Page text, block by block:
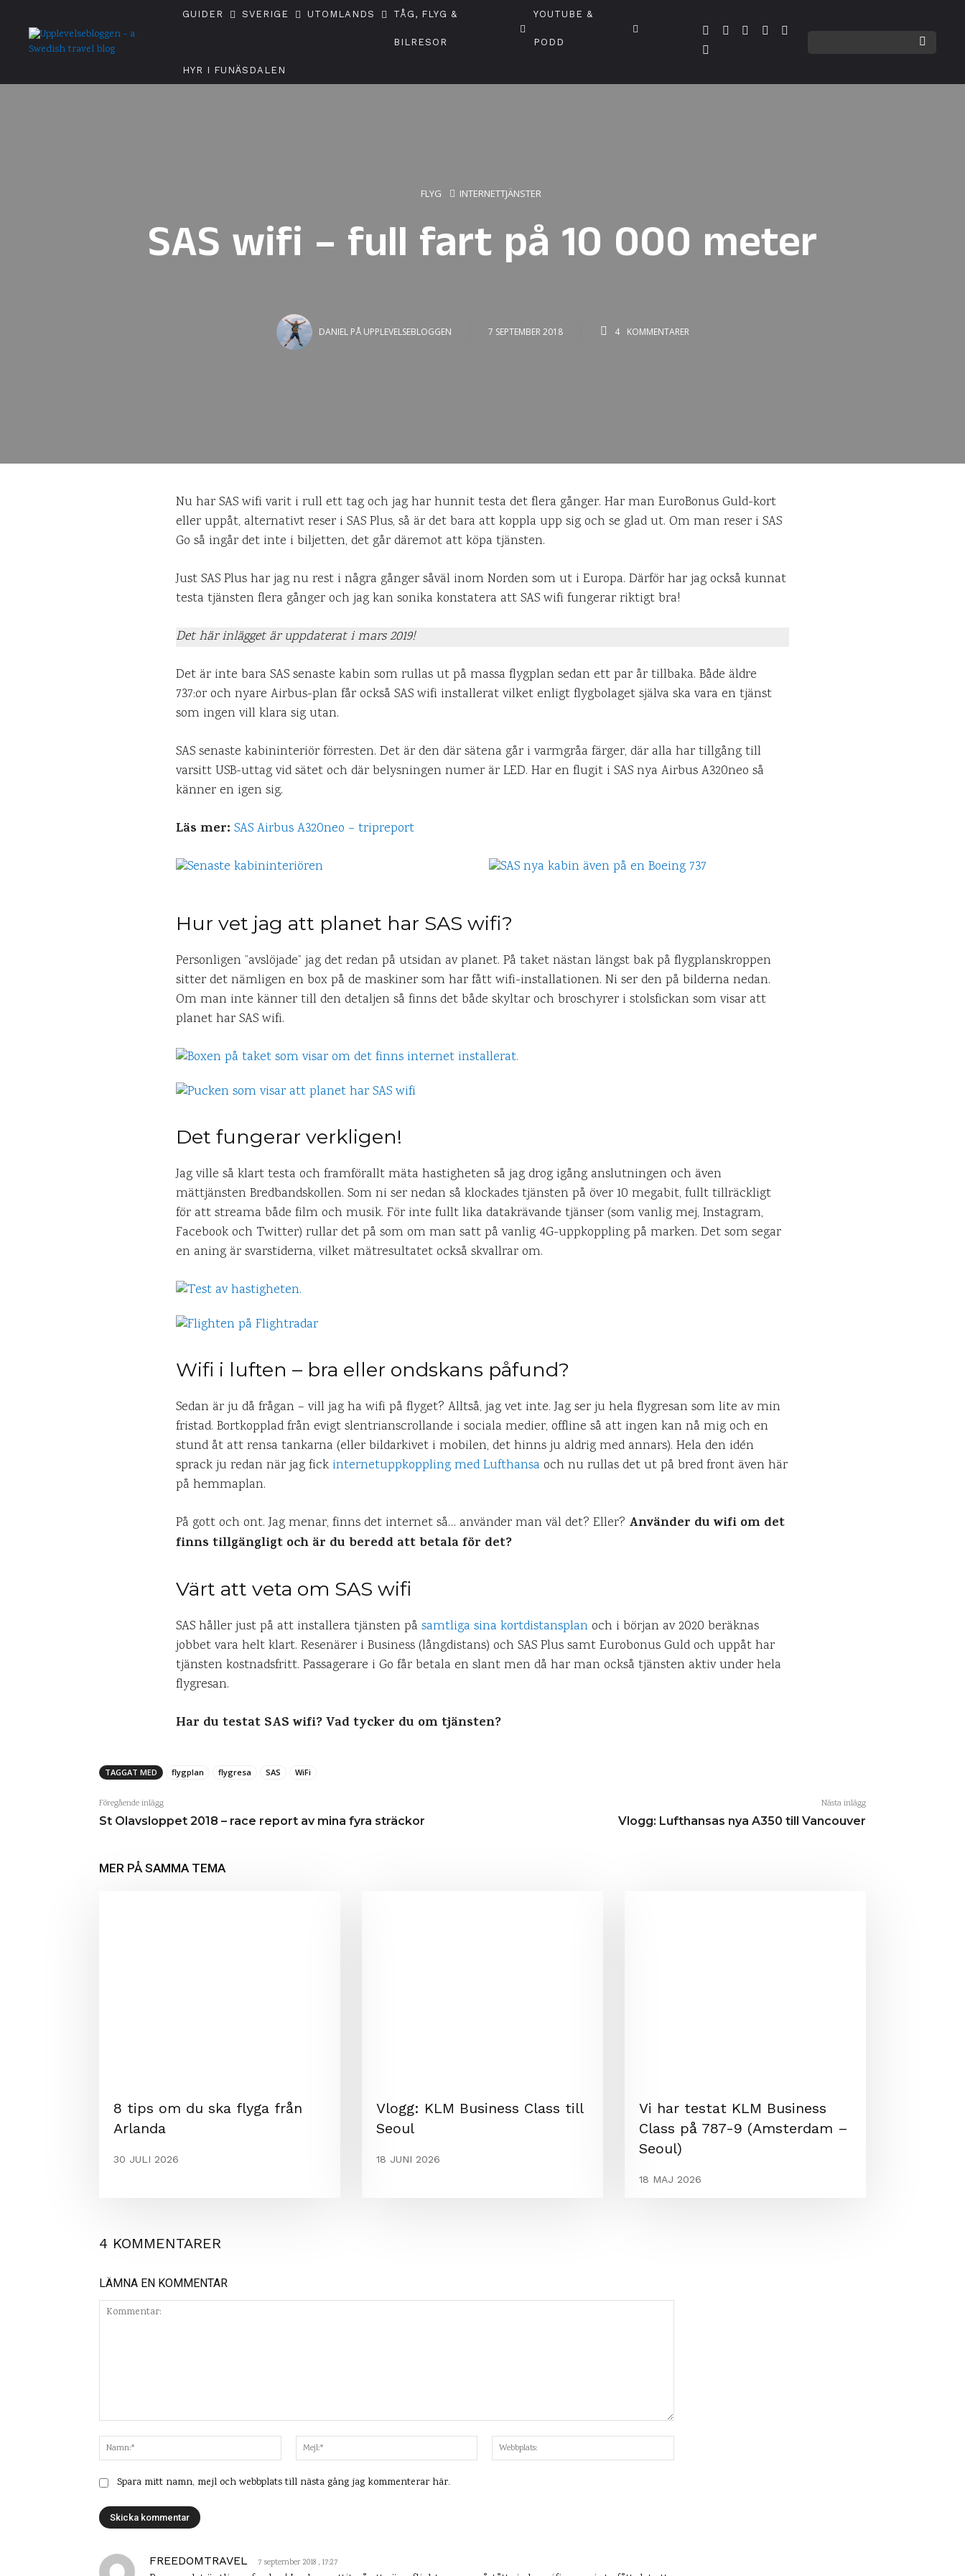
GUIDER SVERIGE UTOMLANDS TÅG, FLYG &
BILRESOR
YOUTUBE &
PODD
HYR I FUNÄSDALEN
FLYG INTERNETTJÄNSTER
SAS wifi – full fart på 10 000 meter
DANIEL PÅ UPPLEVELSEBLOGGEN 7 SEPTEMBER 2018 4 KOMMENTARER
Nu har SAS wifi varit i rull ett tag och jag har hunnit testa det flera gånger. Har man EuroBonus Guld-kort
eller uppåt, alternativt reser i SAS Plus, så är det bara att koppla upp sig och se glad ut. Om man reser i SAS
Go så ingår det inte i biljetten, det går däremot att köpa tjänsten.
Just SAS Plus har jag nu rest i några gånger såväl inom Norden som ut i Europa. Därför har jag också kunnat
testa tjänsten flera gånger och jag kan sonika konstatera att SAS wifi fungerar riktigt bra!
Det här inlägget är uppdaterat i mars 2019!
Det är inte bara SAS senaste kabin som rullas ut på massa flygplan sedan ett par år tillbaka. Både äldre
737:or och nyare Airbus-plan får också SAS wifi installerat vilket enligt flygbolaget själva ska vara en tjänst
som ingen vill klara sig utan.
SAS senaste kabininteriör förresten. Det är den där sätena går i varmgråa färger, där alla har tillgång till
varsitt USB-uttag vid sätet och där belysningen numer är LED. Har en flugit i SAS nya Airbus A320neo så
känner en igen sig.
Läs mer: SAS Airbus A320neo – tripreport
Hur vet jag att planet har SAS wifi?
Personligen ”avslöjade” jag det redan på utsidan av planet. På taket nästan längst bak på flygplanskroppen
sitter det nämligen en box på de maskiner som har fått wifi-installationen. Ni ser den på bilderna nedan.
Om man inte känner till den detaljen så finns det både skyltar och broschyrer i stolsfickan som visar att
planet har SAS wifi.
Det fungerar verkligen!
Jag ville så klart testa och framförallt mäta hastigheten så jag drog igång anslutningen och även
mättjänsten Bredbandskollen. Som ni ser nedan så klockades tjänsten på över 10 megabit, fullt tillräckligt
för att streama både film och musik. För inte fullt lika datakrävande tjänser (som vanlig mej, Instagram,
Facebook och Twitter) rullar det på som om man satt på vanlig 4G-uppkoppling på marken. Det som segar
en aning är svarstiderna, vilket mätresultatet också skvallrar om.
Wifi i luften – bra eller ondskans påfund?
Sedan är ju då frågan – vill jag ha wifi på flyget? Alltså, jag vet inte. Jag ser ju hela flygresan som lite av min
fristad. Bortkopplad från evigt slentrianscrollande i sociala medier, offline så att ingen kan nå mig och en
stund åt att rensa tankarna (eller bildarkivet i mobilen, det hinns ju aldrig med annars). Hela den idén
sprack ju redan när jag fick internetuppkoppling med Lufthansa och nu rullas det ut på bred front även här
på hemmaplan.
På gott och ont. Jag menar, finns det internet så… använder man väl det? Eller? Använder du wifi om det
finns tillgängligt och är du beredd att betala för det?
Värt att veta om SAS wifi
SAS håller just på att installera tjänsten på samtliga sina kortdistansplanoch i början av 2020 beräknas
jobbet vara helt klart. Resenärer i Business (långdistans) och SAS Plus samt Eurobonus Guld och uppåt har
tjänsten kostnadsfritt. Passagerare i Go får betala en slant men då har man också tjänsten aktiv under hela
flygresan.
Har du testat SAS wifi? Vad tycker du om tjänsten?
TAGGAT MED flygplan flygresa SAS WiFi
Föregående inlägg
St Olavsloppet 2018 – race report av mina fyra sträckor
Nästa inlägg
Vlogg: Lufthansas nya A350 till Vancouver
MER PÅ SAMMA TEMA
8 tips om du ska flyga från
Arlanda
30 JULI 2026
Vlogg: KLM Business Class till
Seoul
18 JUNI 2026
Vi har testat KLM Business
Class på 787-9 (Amsterdam –
Seoul)
18 MAJ 2026
4 KOMMENTARER
FREEDOMTRAVEL 7 september 2018 , 17:27
LÄMNA EN KOMMENTAR
Namn:*
Mejl:*
Spara mitt namn, mejl och webbplats till nästa gång jag kommenterar här.